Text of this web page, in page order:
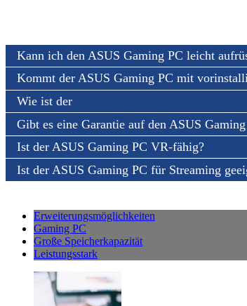
Kann ich den ASUS Gaming PC leicht
Kommt der ASUS Gaming PC mit
Wie ist der
Gibt es eine Garantie auf den ASUS
Ist der ASUS Gaming PC VR-fähig?
Ist der ASUS Gaming PC für Streaming
Erweiterungsmöglichkeiten
Gaming PC
Große Speicherkapazität
Leistungsstark